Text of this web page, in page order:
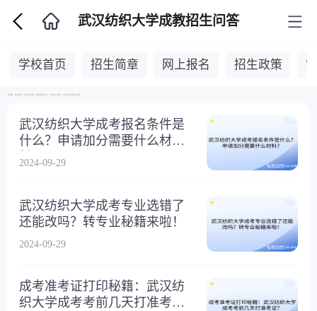
武汉纺织大学成教招生问答
学校首页 招生简章 网上报名 招生政策
武汉纺织大学成考报名条件是
什么？申请加分需要什么材
料？
2024-09-29
武汉纺织大学成考专业选错了
还能改吗？转专业秘籍来啦！
2024-09-29
成考准考证打印秘籍：武汉纺
织大学成考考前几天打准考